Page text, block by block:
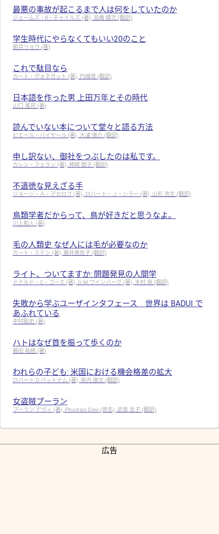
最悪の事故が起こるまで人は何をしていたのか
ジェームズ・R・チャイルズ (著), 高橋 健次 (翻訳)
学生時代にやらなくてもいい20のこと
朝井リョウ (著)
これで駄目なら
カート・ヴォネガット (著), 円城塔 (翻訳)
日本語を作った男 上田万年とその時代
山口 謠司 (著)
読んでいない本について堂々と語る方法
ピエール・バイヤール (著), 大浦 康介 (翻訳)
申し訳ない、御社をつぶしたのは私です。
カレン・フェラン (著), 神崎 朗子 (翻訳)
不道徳な見えざる手
ジョージ・Ａ・アカロフ (著), ロバート・Ｊ・シラー (著), 山形 浩生 (翻訳)
鳥類学者だからって、鳥が好きだと思うなよ。
川上和人 (著)
毛の人類史 なぜ人には毛が必要なのか
カート・ステン (著), 藤井美佐子 (翻訳)
ライト、ついてますか: 問題発見の人間学
ドナルド・C・ゴース (著), G.M.ワインバーグ (著), 木村 泉 (翻訳)
失敗から学ぶユーザインタフェース 世界は BADUI で
あふれている
中村聡史 (著)
ハトはなぜ首を振って歩くのか
藤田 祐樹 (著)
われらの子ども: 米国における機会格差の拡大
ロバート D.パットナム (著), 柴内 康文 (翻訳)
女盗賊プーラン
プーラン デヴィ (著), Phooran Devi (原名), 武者 圭子 (翻訳)
広告